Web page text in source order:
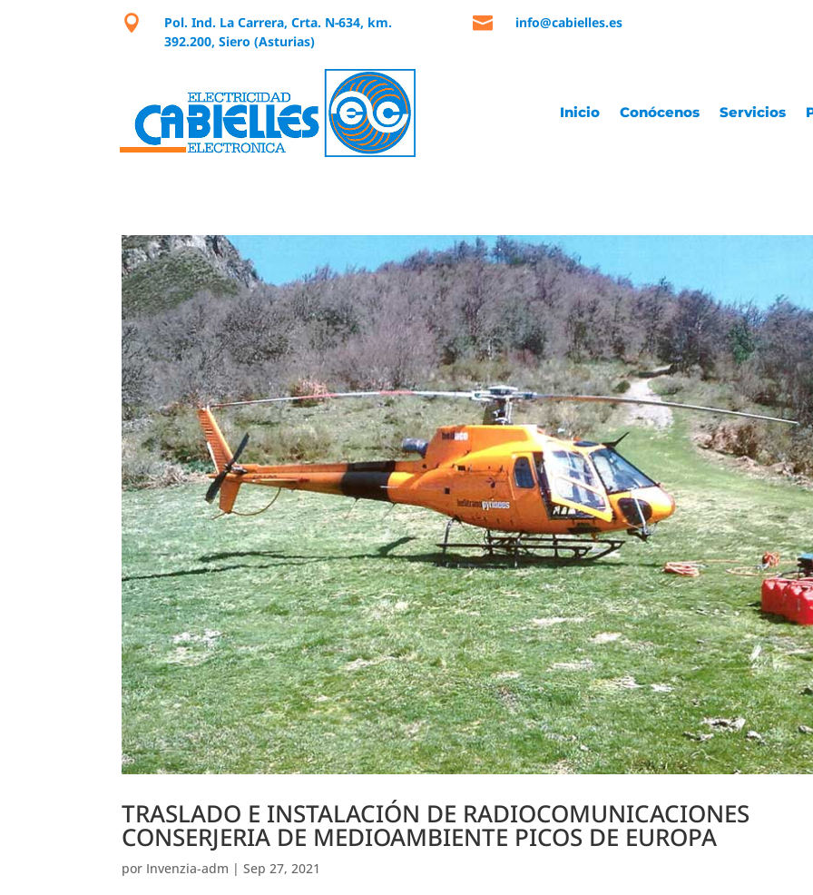

Pol. Ind. La Carrera, Crta. N-634, km.
392.200, Siero (Asturias)
 info@cabielles.es
Inicio Conócenos Servicios
TRASLADO E INSTALACIÓN DE RADIOCOMUNICACIONES
CONSERJERIA DE MEDIOAMBIENTE PICOS DE EUROPA
por Invenzia-adm |Sep 27, 2021